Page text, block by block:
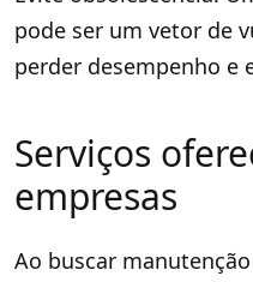
pode ser um vetor de
perder desempenho e
Serviços
empresas
Ao buscar